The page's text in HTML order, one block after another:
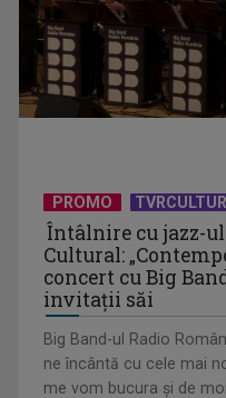
PROMO
Întâlnire cu jazz-
Cultural:
concert cu Big
invitaţii săi
Big Band-ul Radio
ne încântă cu cele mai